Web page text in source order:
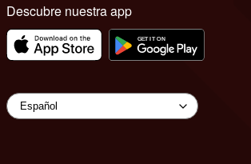
Descubre nuestra app